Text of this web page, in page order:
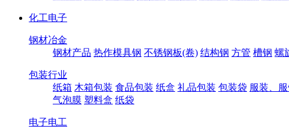
化工电子
钢材冶金
钢材产品 热作模具钢 不锈钢板(卷) 结构钢 方管 槽钢 螺
包装行业
纸箱 木箱包装 食品包装 纸盒 礼品包装 包装袋 服装、
气泡膜 塑料盒 纸袋
电子电工